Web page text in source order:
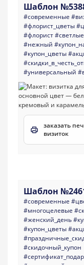
Шаблон
#современные
#флорист_цветы
#флорист#светлые
#нежный
#купон_цветы
#универсальный
заказать
визиток
Шаблон
#современные
#многоцелевые
#женский_день
#купон_цветы
#скидочный_купон